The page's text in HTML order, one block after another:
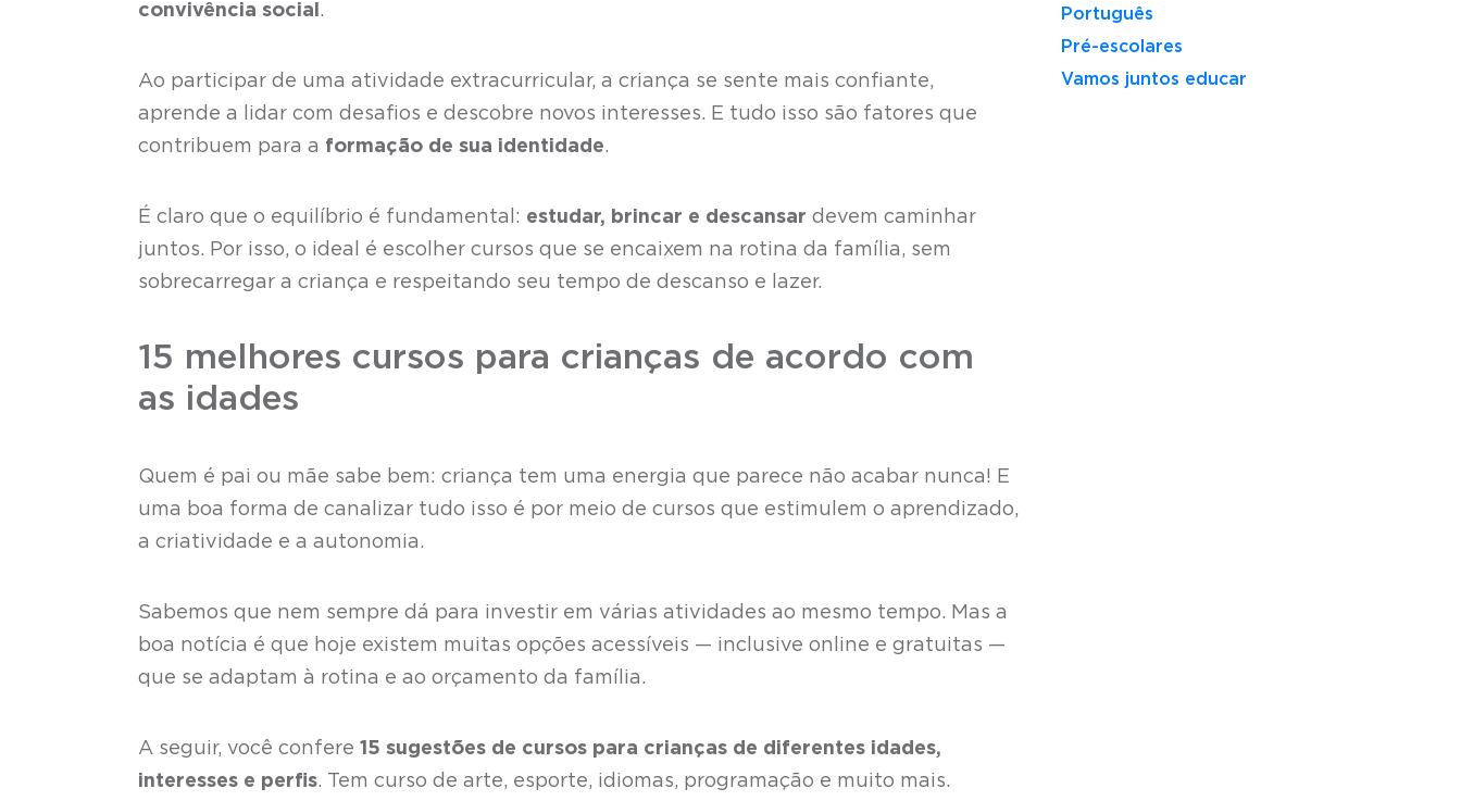
convivência social .
Ao participar de uma atividade extracurricular, a criança se sente mais confiante,
aprende a lidar com desafios e descobre novos interesses. E tudo isso são fatores que
contribuem para a formação de sua identidade.
É claro que o equilíbrio é fundamental: estudar, brincar e descansar devem caminhar
juntos. Por isso, o ideal é escolher cursos que se encaixem na rotina da família, sem
sobrecarregar a criança e respeitando seu tempo de descanso e lazer.
15 melhores cursos para crianças de acordo com
as idades
Quem é pai ou mãe sabe bem: criança tem uma energia que parece não acabar nunca! E
uma boa forma de canalizar tudo isso é por meio de cursos que estimulem o aprendizado,
a criatividade e a autonomia.
Sabemos que nem sempre dá para investir em várias atividades ao mesmo tempo. Mas a
boa notícia é que hoje existem muitas opções acessíveis — inclusive online e gratuitas —
que se adaptam à rotina e ao orçamento da família.
A seguir, você confere 15 sugestões de cursos para crianças de diferentes idades,
interesses e perfis. Tem curso de arte, esporte, idiomas, programação e muito mais.
Português
Pré-escolares
Vamos juntos educar